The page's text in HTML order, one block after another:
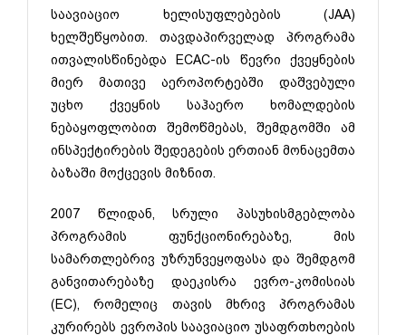
საავიაციო ხელისუფლებების (JAA)
ხელშეწყობით. თავდაპირველად პროგრამა
ითვალისწინებდა ECAC-ის წევრი ქვეყნების
მიერ მათივე აეროპორტებში დაშვებული
უცხო ქვეყნის საჰაერო ხომალდების
ნებაყოფლობით შემოწმებას, შემდგომში ამ
ინსპექტირების შედეგების ერთიან მონაცემთა
ბაზაში მოქცევის მიზნით.
2007 წლიდან, სრული პასუხისმგებლობა
პროგრამის ფუნქციონირებაზე, მის
სამართლებრივ უზრუნვეყოფასა და შემდგომ
განვითარებაზე დაეკისრა ევრო-კომისიას
(EC), რომელიც თავის მხრივ პროგრამას
კურირებს ევროპის საავიაციო უსაფრთხოების